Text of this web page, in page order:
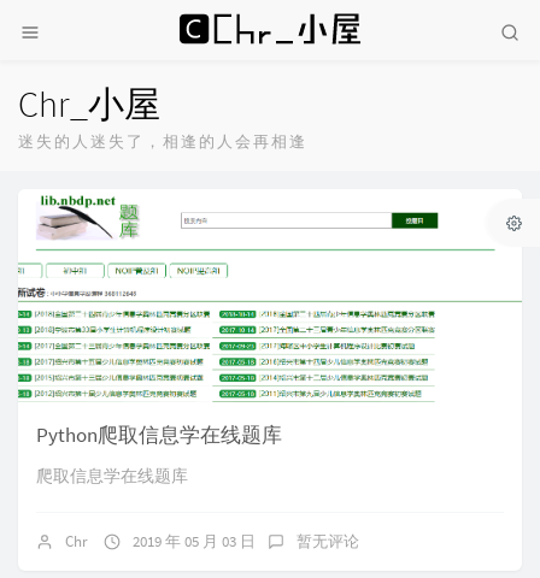
Chr_小屋
迷失的人迷失了，相逢的人会再相逢
Python爬取信息学在线题库
爬取信息学在线题库
Chr 2019 年 05 月 03 日 暂无评论